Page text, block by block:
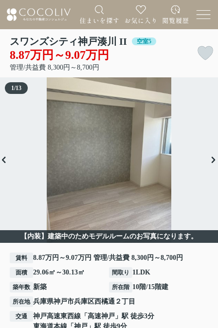
スワンズシティ神戸湊川 II 空室5
8.87万円～9.07万円
管理/共益費 8,300円～8,700円
【内装】建築中のためモデルルームのお写真になります。
1/13
賃料 8.87万円～9.07万円 管理/共益費 8,300円～8,700円
面積 29.06㎡～30.13㎡ 間取り 1LDK
築年数 新築 所在階 10階/15階建
所在地 兵庫県神戸市兵庫区西橘通 ２丁目
交通 神戸高速東西線 「 高速神戸 」駅 徒歩3分
東海道本線 「 神戸 」駅 徒歩9分